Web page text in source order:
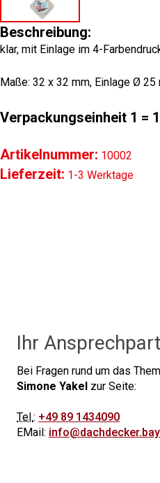
Beschreibung:
klar, mit Einlage im 4-
Maße: 32 x 32 mm, Einlage Ø 25
Verpackungseinheit 1 =
Artikelnummer: 10002
Lieferzeit: 1-3 Werktage
Ihr
Bei Fragen rund um das
Simone Yakel zur Seite:
Tel.: +49 89 1434090
EMail: